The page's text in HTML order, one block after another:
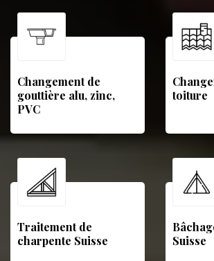
Changement de
gouttière alu, zinc,
PVC
toiture
Traitement de
charpente Suisse
Suisse